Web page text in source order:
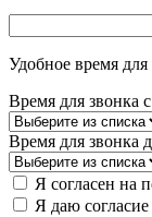
Удобное время для
Время для звонка с
Время для звонка
Я согласен на
Я даю